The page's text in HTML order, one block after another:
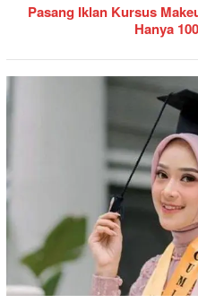
Pasang Iklan Kursus
Hanya